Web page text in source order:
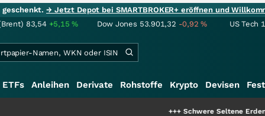
geschenkt.→ Jetzt Depot bei SMARTBROKER+ eröffnen und
83,54 +5,15% Dow Jones 53.901,32 -0,92% US Tech
ETFs Anleihen Derivate Rohstoffe Krypto Devisen
Schwere Seltene Erden: Entsteht